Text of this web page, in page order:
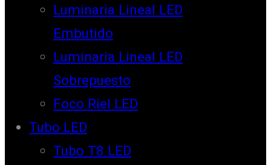
Luminaria Lineal LED
Embutido
Luminaria Lineal LED
Sobrepuesto
Foco Riel LED
Tubo LED
Tubo T8 LED